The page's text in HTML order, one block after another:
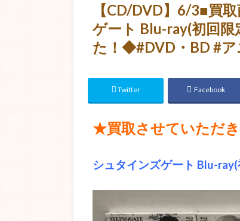
【CD/DVD】6/3■買
ゲート Blu-ray(初回
た！◆#DVD・BD #ア
Twitter Facebook
★買取させていただ
シュタインズゲート Blu-